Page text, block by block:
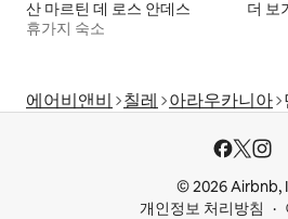
산 마르틴 데 로스 안데스
휴가지 숙소
더 보
에어비앤비 칠레 아라우카니아
© 2026 Airbnb,
개인정보 처리방침